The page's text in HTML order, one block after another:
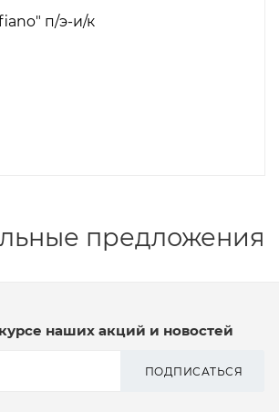
п/э-и/к
предложения
наших акций и новостей
ПОДПИСАТЬСЯ